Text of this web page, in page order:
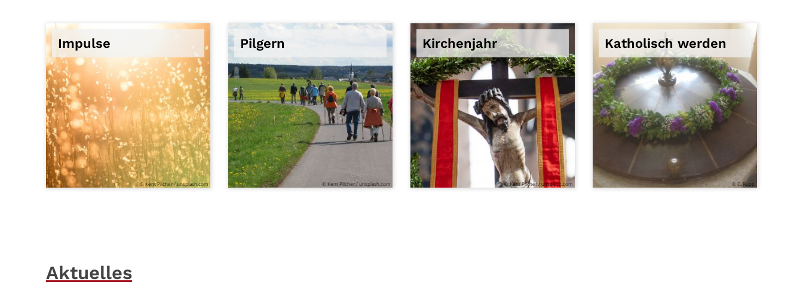
Impulse
© Kent Pilcher / unsplash.com
Pilgern
© Kent Pilcher / unsplash.com
Kirchenjahr
© Kent Pilcher / unsplash.com
Katholisch werden
© C. Rupp
Aktuelles